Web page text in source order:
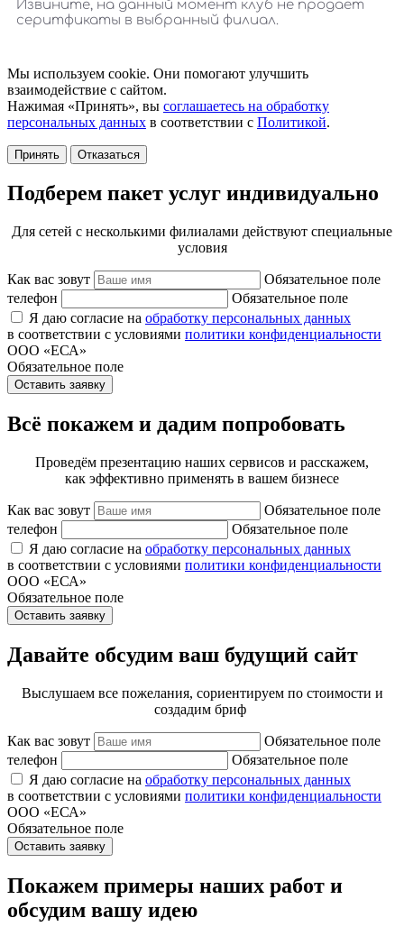
Мы используем cookie. Они помогают улучшить
взаимодействие с сайтом.
Нажимая «Принять», вы соглашаетесь на обработку
персональных данных в соответствии с Политикой.
Принять Отказаться
Подберем пакет услуг индивидуально
Для сетей с несколькими филиалами действуют специальные
условия
Как вас зовут
Обязательное поле
телефон
Обязательное поле
Я даю согласие на обработку персональных данных
в соответствии с условиями политики конфиденциальности
ООО «ЕСА»
Обязательное поле
Оставить заявку
Всё покажем и дадим попробовать
Проведём презентацию наших сервисов и расскажем,
как эффективно применять в вашем бизнесе
Как вас зовут
Обязательное поле
телефон
Обязательное поле
Я даю согласие на обработку персональных данных
в соответствии с условиями политики конфиденциальности
ООО «ЕСА»
Обязательное поле
Оставить заявку
Давайте обсудим ваш будущий сайт
Выслушаем все пожелания, сориентируем по стоимости и
создадим бриф
Как вас зовут
Обязательное поле
телефон
Обязательное поле
Я даю согласие на обработку персональных данных
в соответствии с условиями политики конфиденциальности
ООО «ЕСА»
Обязательное поле
Оставить заявку
Покажем примеры наших работ и
обсудим вашу идею